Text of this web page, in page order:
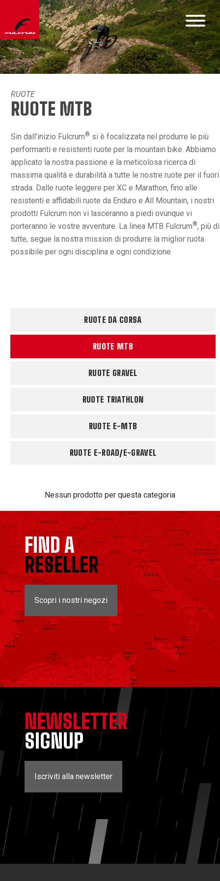
RUOTE
RUOTE MTB
Sin dall’inizio Fulcrum® si è focalizzata nel produrre le più
performanti e resistenti ruote per la mountain bike. Abbiamo
applicato la nostra passione e la meticolosa ricerca di
massima qualità e durabilità a tutte le nostre ruote per il fuori
strada. Dalle ruote leggere per XC e Marathon, fino alle
resistenti e affidabili ruote da Enduro e All Mountain, i nostri
prodotti Fulcrum non vi lasceranno a piedi ovunque vi
porteranno le vostre avventure. La linea MTB Fulcrum®, più di
tutte, segue la nostra mission di produrre la miglior ruota
possibile per ogni disciplina e ogni condizione.
RUOTE DA CORSA
RUOTE MTB
RUOTE GRAVEL
RUOTE TRIATHLON
RUOTE E-MTB
RUOTE E-ROAD/E-GRAVEL
Nessun prodotto per questa categoria
FIND A
RESELLER
Scopri i nostri negozi
NEWSLETTER
SIGNUP
Iscriviti alla newsletter